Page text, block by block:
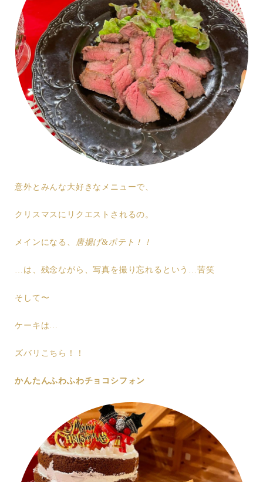
意外とみんな大好きなメニューで、
クリスマスにリクエストされるの。
メインになる、 唐揚げ&ポテト！！
…は、残念ながら、写真を撮り忘れるという…苦笑
そして〜
ケーキは…
ズバリこちら！！
かんたんふわふわチョコシフォン